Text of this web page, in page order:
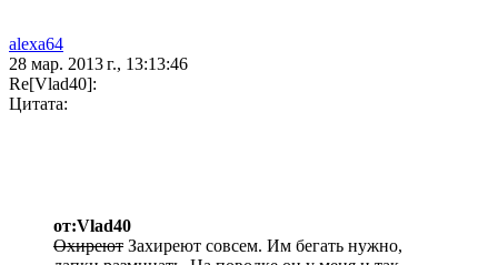
alexa64
28 мар. 2013 г., 13:13:46
Re[Vlad40]:
Цитата:
от:Vlad40
Охиреют Захиреют совсем. Им бегать нужно,